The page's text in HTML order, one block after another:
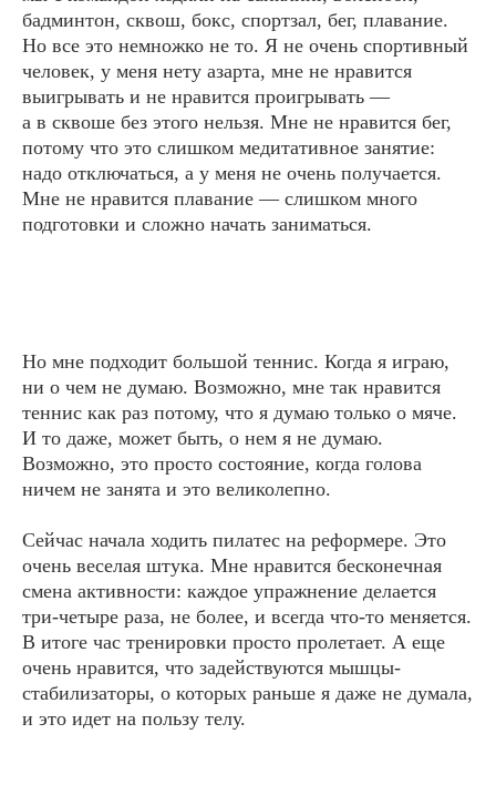
бадминтон, сквош, бокс, спортзал, бег, плавание.
Но все это немножко не то. Я не очень спортивный
человек, у меня нету азарта, мне не нравится
выигрывать и не нравится проигрывать ―
а в сквоше без этого нельзя. Мне не нравится бег,
потому что это слишком медитативное занятие:
надо отключаться, а у меня не очень получается.
Мне не нравится плавание ― слишком много
подготовки и сложно начать заниматься.
Но мне подходит большой теннис. Когда я играю,
ни о чем не думаю. Возможно, мне так нравится
теннис как раз потому, что я думаю только о мяче.
И то даже, может быть, о нем я не думаю.
Возможно, это просто состояние, когда голова
ничем не занята и это великолепно.
Сейчас начала ходить пилатес на реформере. Это
очень веселая штука. Мне нравится бесконечная
смена активности: каждое упражнение делается
три-четыре раза, не более, и всегда что-то меняется.
В итоге час тренировки просто пролетает. А еще
очень нравится, что задействуются мышцы-
стабилизаторы, о которых раньше я даже не думала,
и это идет на пользу телу.
получаю дикое
удовольствие от
спорта, но мне нравится
состояние, когда ты ни
о чем не думаешь и
худеешь при этом